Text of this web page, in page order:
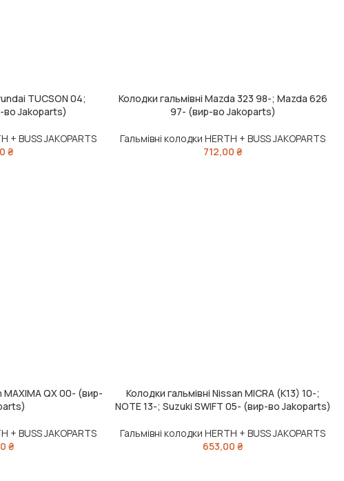
TUCSON 04;
во Jakoparts)
+ BUSS JAKOPARTS
₴
ДОДАТИ В КОШИК
Колодки гальмівні Mazda 323 98-; Mazda 626
97- (вир-во Jakoparts)
Гальмівні колодки HERTH + BUSS JAKOPARTS
712,00 ₴
MAXIMA QX 00- (вир-
+ BUSS JAKOPARTS
₴
ДОДАТИ В КОШИК
Колодки гальмівні Nissan MICRA (K13) 10-;
NOTE 13-; Suzuki SWIFT 05- (вир-во Jakoparts)
Гальмівні колодки HERTH + BUSS JAKOPARTS
653,00 ₴